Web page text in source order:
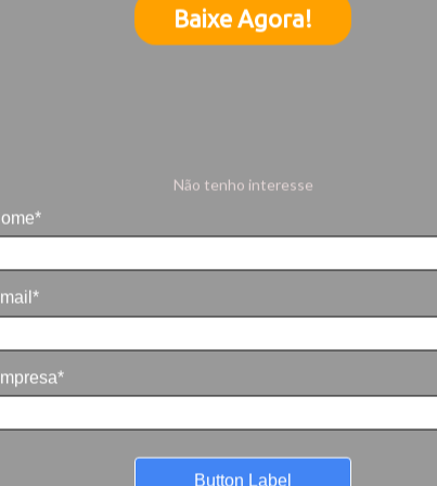
Baixe Agora!
Não tenho interesse
Button Label